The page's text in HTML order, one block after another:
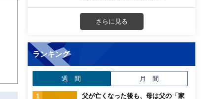
さらに見る
ランキング
週 間 月 間
父が亡くなった後も、母は父の「家